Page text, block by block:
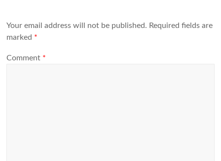
Your email address will not be published. Required fields are
marked *
Comment *